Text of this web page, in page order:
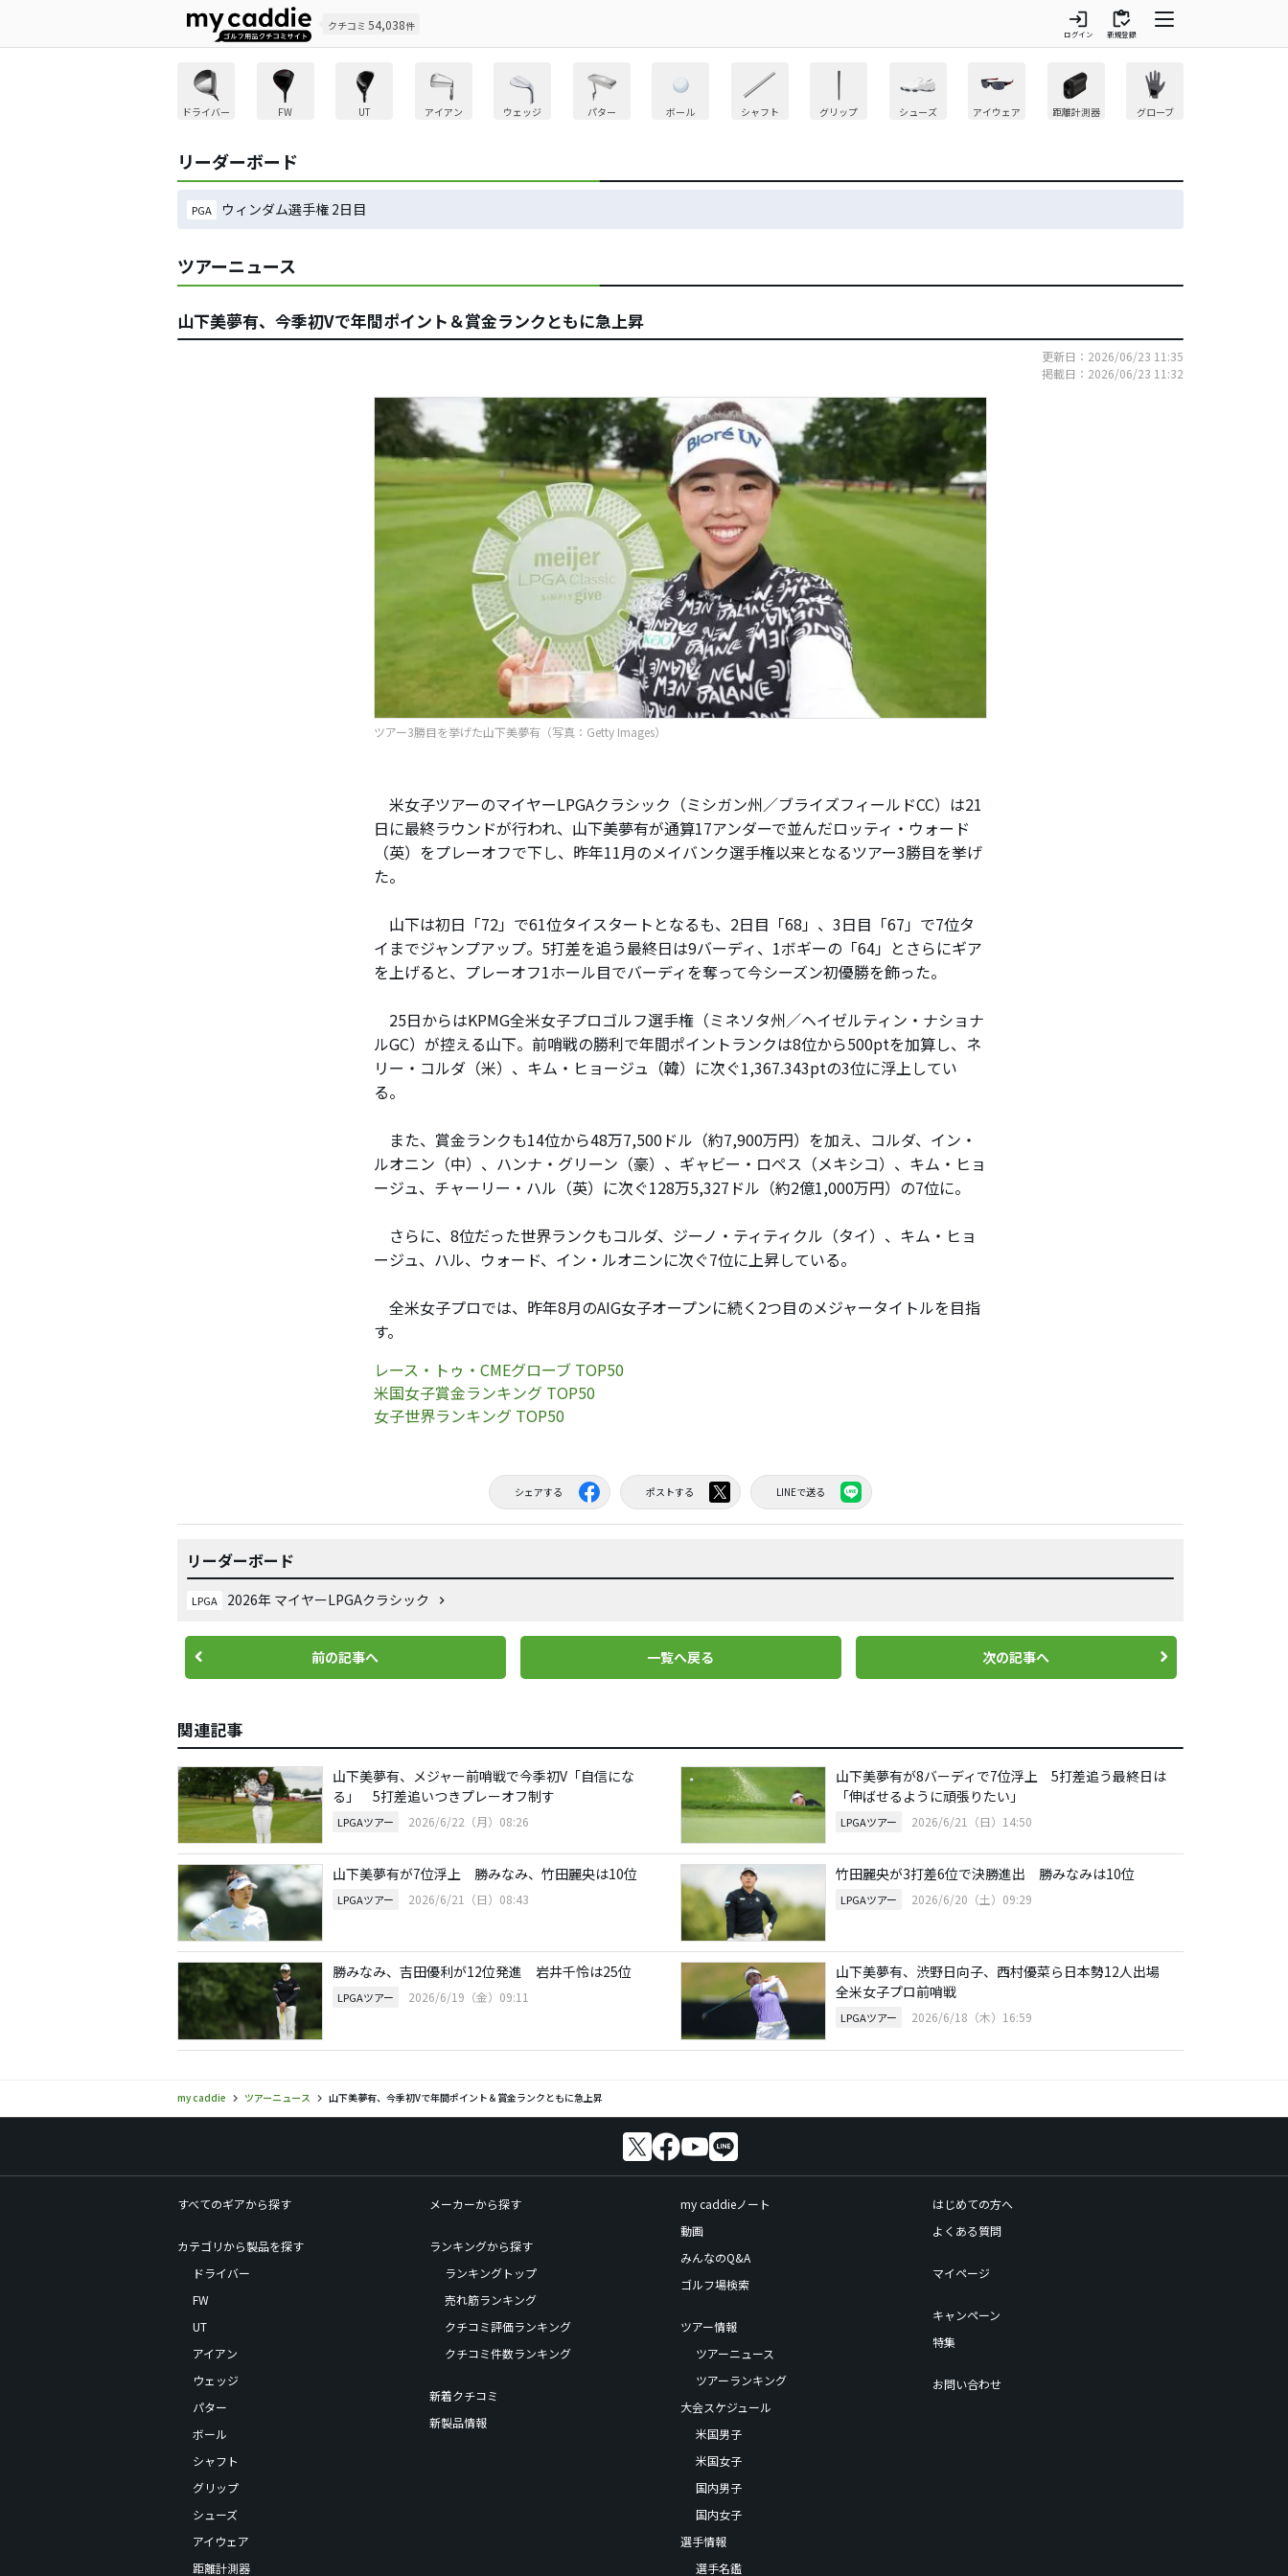
クチコミ 54,038件 login
ログイン
inventory
新規登録
ドライバー FW UT アイアン ウェッジ パター ボール シャフト グリップ シューズ アイウェア 距離計測器 グローブ
リーダーボード
PGA ウィンダム選手権 2日目
ツアーニュース
山下美夢有、今季初Vで年間ポイント＆賞金ランクともに急上昇
更新日：2026/06/23 11:35
掲載日：2026/06/23 11:32
ツアー3勝目を挙げた山下美夢有（写真：Getty Images）
米女子ツアーのマイヤーLPGAクラシック（ミシガン州／ブライズフィールドCC）は21
日に最終ラウンドが行われ、山下美夢有が通算17アンダーで並んだロッティ・ウォード
（英）をプレーオフで下し、昨年11月のメイバンク選手権以来となるツアー3勝目を挙げ
た。
山下は初日「72」で61位タイスタートとなるも、2日目「68」、3日目「67」で7位タ
イまでジャンプアップ。5打差を追う最終日は9バーディ、1ボギーの「64」とさらにギア
を上げると、プレーオフ1ホール目でバーディを奪って今シーズン初優勝を飾った。
25日からはKPMG全米女子プロゴルフ選手権（ミネソタ州／ヘイゼルティン・ナショナ
ルGC）が控える山下。前哨戦の勝利で年間ポイントランクは8位から500ptを加算し、ネ
リー・コルダ（米）、キム・ヒョージュ（韓）に次ぐ1,367.343ptの3位に浮上してい
る。
また、賞金ランクも14位から48万7,500ドル（約7,900万円）を加え、コルダ、イン・
ルオニン（中）、ハンナ・グリーン（豪）、ギャビー・ロペス（メキシコ）、キム・ヒョ
ージュ、チャーリー・ハル（英）に次ぐ128万5,327ドル（約2億1,000万円）の7位に。
さらに、8位だった世界ランクもコルダ、ジーノ・ティティクル（タイ）、キム・ヒョ
ージュ、ハル、ウォード、イン・ルオニンに次ぐ7位に上昇している。
全米女子プロでは、昨年8月のAIG女子オープンに続く2つ目のメジャータイトルを目指
す。
レース・トゥ・CMEグローブ TOP50
米国女子賞金ランキング TOP50
女子世界ランキング TOP50
シェアする ポストする LINEで送る
リーダーボード
LPGA 2026年 マイヤーLPGAクラシック
前の記事へ 一覧へ戻る 次の記事へ
関連記事
山下美夢有、メジャー前哨戦で今季初V「自信にな
る」 5打差追いつきプレーオフ制す
LPGAツアー 2026/6/22（月）08:26
山下美夢有が8バーディで7位浮上 5打差追う最終日は
「伸ばせるように頑張りたい」
LPGAツアー 2026/6/21（日）14:50
山下美夢有が7位浮上 勝みなみ、竹田麗央は10位
LPGAツアー 2026/6/21（日）08:43
竹田麗央が3打差6位で決勝進出 勝みなみは10位
LPGAツアー 2026/6/20（土）09:29
勝みなみ、吉田優利が12位発進 岩井千怜は25位
LPGAツアー 2026/6/19（金）09:11
山下美夢有、渋野日向子、西村優菜ら日本勢12人出場
全米女子プロ前哨戦
LPGAツアー 2026/6/18（木）16:59
my caddie ツアーニュース 山下美夢有、今季初Vで年間ポイント＆賞金ランクともに急上昇
すべてのギアから探す
カテゴリから製品を探す
ドライバー
FW
UT
アイアン
ウェッジ
パター
ボール
シャフト
グリップ
シューズ
アイウェア
距離計測器
メーカーから探す
ランキングから探す
ランキングトップ
売れ筋ランキング
クチコミ評価ランキング
クチコミ件数ランキング
新着クチコミ
新製品情報
my caddieノート
動画
みんなのQ&A
ゴルフ場検索
ツアー情報
ツアーニュース
ツアーランキング
大会スケジュール
米国男子
米国女子
国内男子
国内女子
選手情報
選手名鑑
はじめての方へ
よくある質問
マイページ
キャンペーン
特集
お問い合わせ